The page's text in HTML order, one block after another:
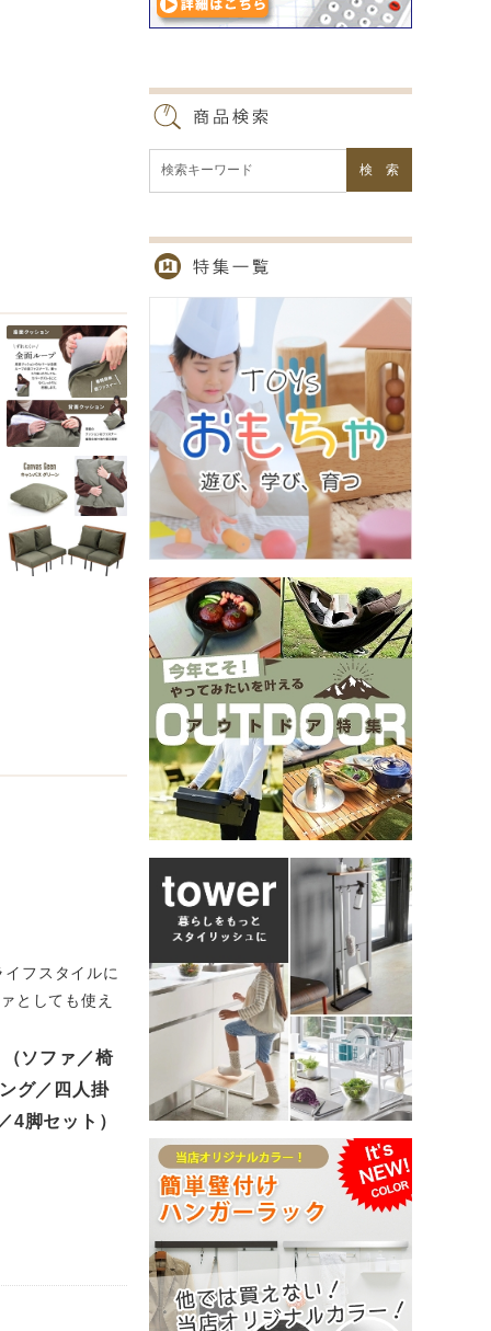
フスタイルに
としても使え
ソファ／椅
グ／四人掛
4脚セット）